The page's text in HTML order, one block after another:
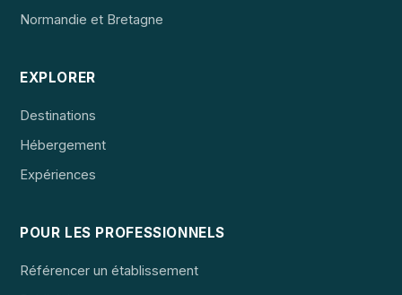
Normandie et Bretagne
EXPLORER
Destinations
Hébergement
Expériences
POUR LES PROFESSIONNELS
Référencer un établissement